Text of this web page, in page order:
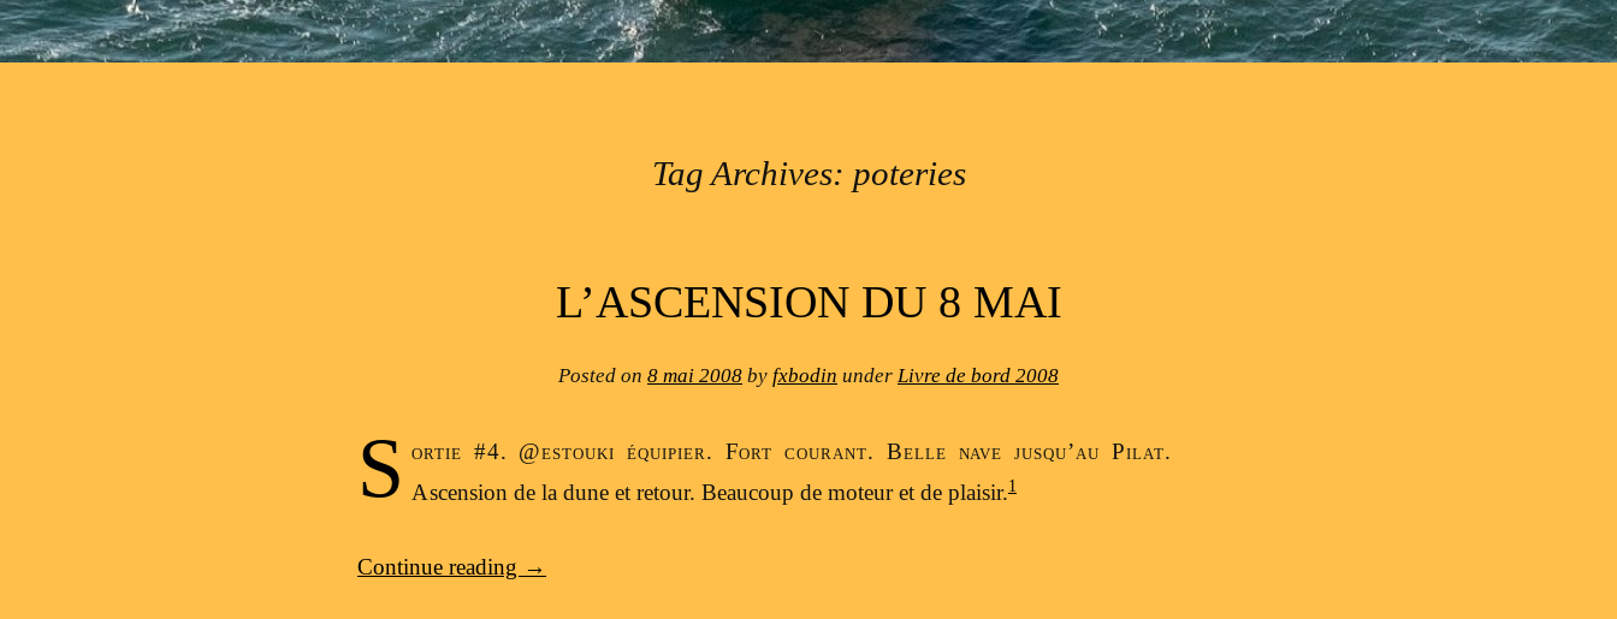
Tag Archives: poteries
L’ASCENSION DU 8 MAI
Posted on 8 mai 2008 by fxbodin under Livre de bord 2008
S ortie #4. @estouki équipier. Fort courant. Belle nave jusqu’au Pilat.
Ascension de la dune et retour. Beaucoup de moteur et de plaisir.1
Continue reading →